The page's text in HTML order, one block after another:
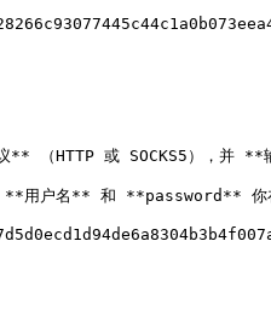
** （HTTP 或 SOCKS5），并
的 **用户名** 和